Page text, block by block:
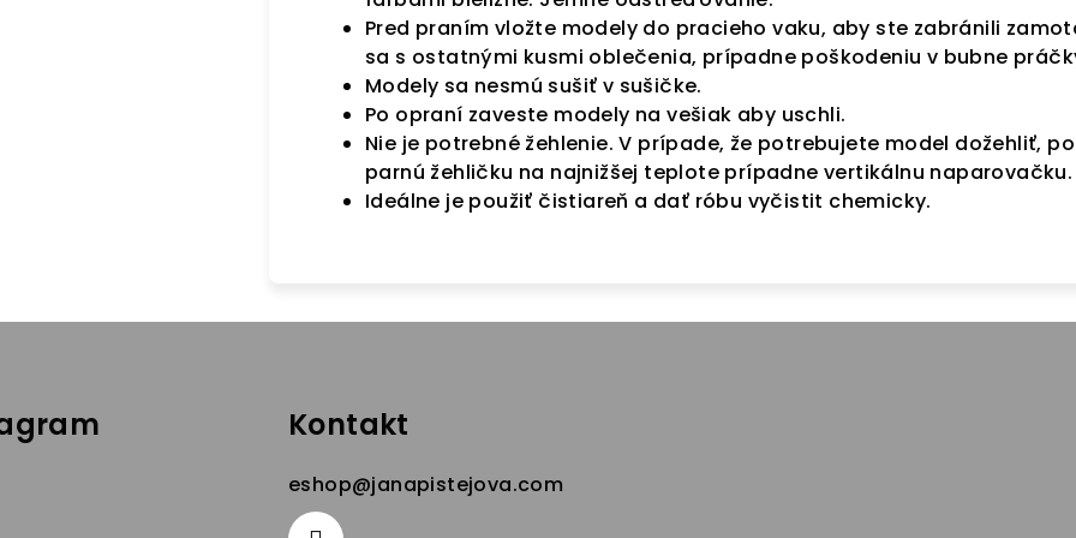
Pred praním vložte modely do pracieho vaku, aby ste zabránili
sa s ostatnými kusmi oblečenia, prípadne poškodeniu v bubne
Modely sa nesmú sušiť v sušičke.
Po opraní zaveste modely na vešiak aby uschli.
Nie je potrebné žehlenie. V prípade, že potrebujete model dožehliť,
parnú žehličku na najnižšej teplote prípadne vertikálnu naparovačku.
Ideálne je použiť čistiareň a dať róbu vyčistit chemicky.
Kontakt
eshop@janapistejova.com